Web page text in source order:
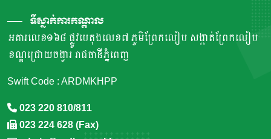
ឆ្នាំ២០២២
ទីស្នាក់ការកណ្តាល
អគារលេខ១៦៨ ផ្លូវបេតុងលេខ៧ ភូមិព្រែកលៀប សង្កាត់ព្រែកលៀប
ខណ្ឌជ្រោយចង្វារ រាជធានីភ្នំពេញ
Swift Code : ARDMKHPP
023 220 810/811
023 224 628 (Fax)